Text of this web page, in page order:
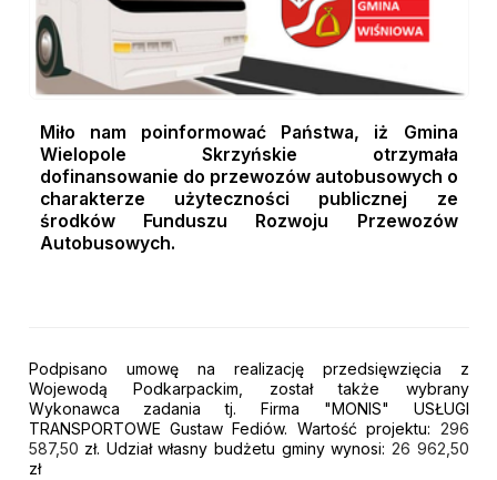
Miło nam poinformować Państwa, iż Gmina
Wielopole Skrzyńskie otrzymała
dofinansowanie do przewozów autobusowych o
charakterze użyteczności publicznej ze
środków Funduszu Rozwoju Przewozów
Autobusowych.
Podpisano umowę na realizację przedsięwzięcia z
Wojewodą Podkarpackim, został także wybrany
Wykonawca zadania tj. Firma "MONIS" USŁUGI
TRANSPORTOWE Gustaw Fediów. Wartość projektu: 296
587,50 zł. Udział własny budżetu gminy wynosi: 26 962,50
zł